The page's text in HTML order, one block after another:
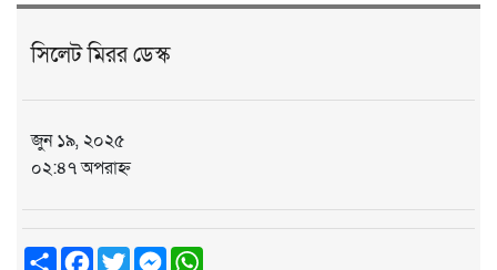
সিলেট মিরর ডেস্ক
জুন ১৯, ২০২৫
০২:৪৭ অপরাহ্ন
ShareFacebook
TwitterMessenger